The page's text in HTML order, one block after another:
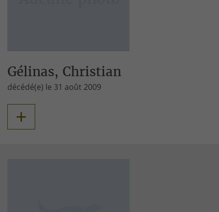
Gélinas, Christian
décédé(e) le 31 août 2009
+